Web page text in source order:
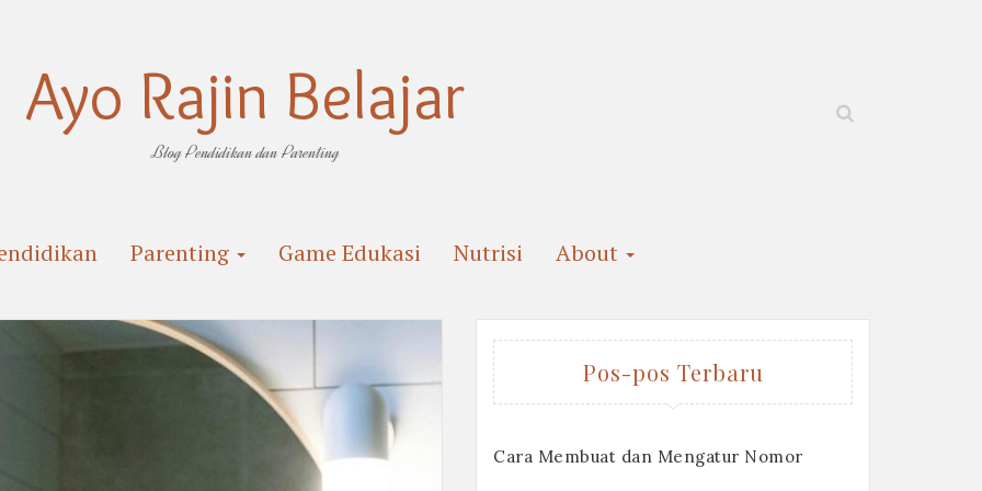
Ayo Rajin Belajar
Blog Pendidikan dan Parenting
Parenting Game Edukasi Nutrisi About
Pos-pos Terbaru
Cara Membuat dan Mengatur Nomor